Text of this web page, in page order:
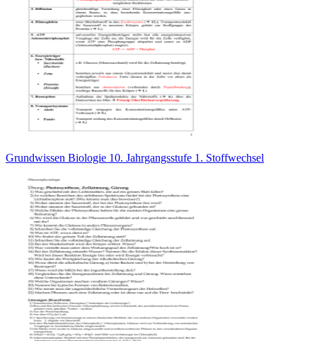
Grundwissen Biologie 10. Jahrgangsstufe 1. Stoffwechsel